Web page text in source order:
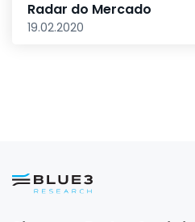
Radar do Mercado
19.02.2020